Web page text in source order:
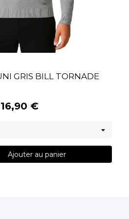
GRIS BILL TORNADE
16,90 €
Ajouter au panier